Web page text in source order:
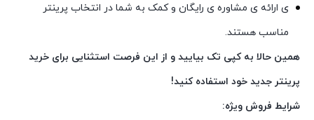
ی ارائه ی مشاوره ی رایگان و کمک به شما در انتخاب پرینتر
مناسب هستند.
همین حالا به کپی تک بیایید و از این فرصت استثنایی برای خرید
پرینتر جدید خود استفاده کنید!
شرایط فروش ویژه: